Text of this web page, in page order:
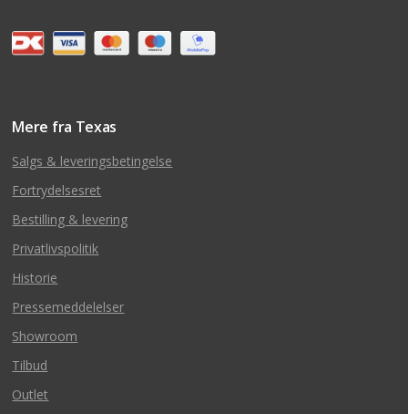
Mere fra Texas
Salgs & leveringsbetingelse
Fortrydelsesret
Bestilling & levering
Privatlivspolitik
Historie
Pressemeddelelser
Showroom
Tilbud
Outlet